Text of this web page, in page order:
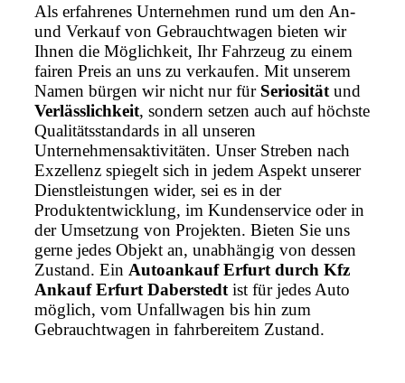
Als erfahrenes Unternehmen rund um den An-
und Verkauf von Gebrauchtwagen bieten wir
Ihnen die Möglichkeit, Ihr Fahrzeug zu einem
fairen Preis an uns zu verkaufen. Mit unserem
Namen bürgen wir nicht nur für Seriosität und
Verlässlichkeit, sondern setzen auch auf höchste
Qualitätsstandards in all unseren
Unternehmensaktivitäten. Unser Streben nach
Exzellenz spiegelt sich in jedem Aspekt unserer
Dienstleistungen wider, sei es in der
Produktentwicklung, im Kundenservice oder in
der Umsetzung von Projekten. Bieten Sie uns
gerne jedes Objekt an, unabhängig von dessen
Zustand. Ein Autoankauf Erfurt durch Kfz
Ankauf Erfurt Daberstedt ist für jedes Auto
möglich, vom Unfallwagen bis hin zum
Gebrauchtwagen in fahrbereitem Zustand.